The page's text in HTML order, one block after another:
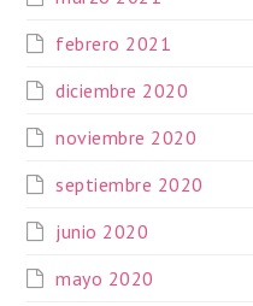
febrero 2021
diciembre 2020
noviembre 2020
septiembre 2020
junio 2020
mayo 2020